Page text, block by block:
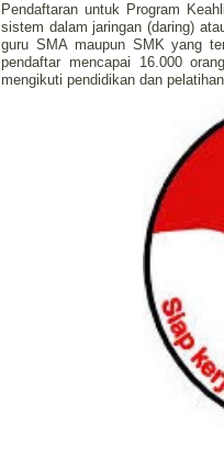
Pendaftaran untuk Program
sistem dalam jaringan (daring)
guru SMA maupun SMK yang
pendaftar mencapai 16.000
mengikuti pendidikan dan